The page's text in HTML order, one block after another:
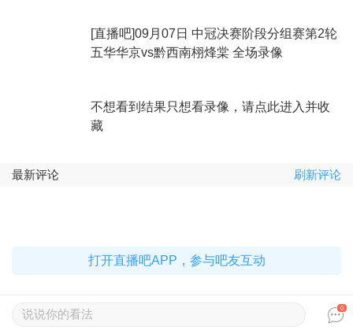
[直播吧]09月07日 中冠决赛阶段分组赛第2轮
五华华京vs黔西南栩烽棠 全场录像
不想看到结果只想看录像，请点此进入并收
藏
最新评论 刷新评论
打开直播吧APP，参与吧友互动
说说你的看法 0